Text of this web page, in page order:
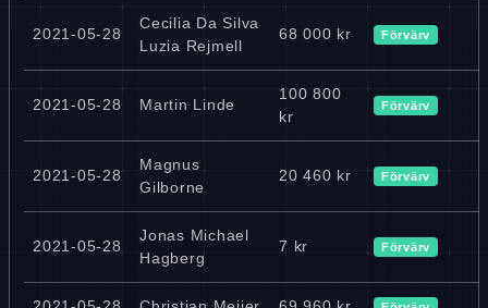
2021-05-28
Cecilia Da Silva
Luzia Rejmell
68 000 kr Förvärv
2021-05-28 Martin Linde
100 800
kr
Förvärv
2021-05-28
Magnus
Gilborne
20 460 kr Förvärv
2021-05-28
Jonas Michael
Hagberg
7 kr Förvärv